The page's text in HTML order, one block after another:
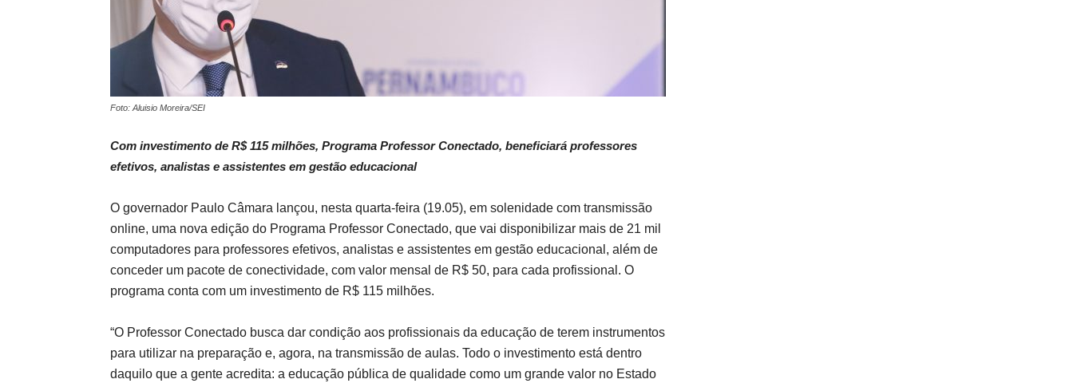
Foto: Aluisio Moreira/SEI
Com investimento de R$ 115 milhões, Programa Professor Conectado, beneficiará professores
efetivos, analistas e assistentes em gestão educacional
O governador Paulo Câmara lançou, nesta quarta-feira (19.05), em solenidade com transmissão
online, uma nova edição do Programa Professor Conectado, que vai disponibilizar mais de 21 mil
computadores para professores efetivos, analistas e assistentes em gestão educacional, além de
conceder um pacote de conectividade, com valor mensal de R$ 50, para cada profissional. O
programa conta com um investimento de R$ 115 milhões.
“O Professor Conectado busca dar condição aos profissionais da educação de terem instrumentos
para utilizar na preparação e, agora, na transmissão de aulas. Todo o investimento está dentro
daquilo que a gente acredita: a educação pública de qualidade como um grande valor no Estado